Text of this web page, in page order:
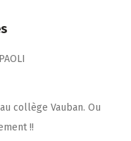
collège Vauban. Ou
!!